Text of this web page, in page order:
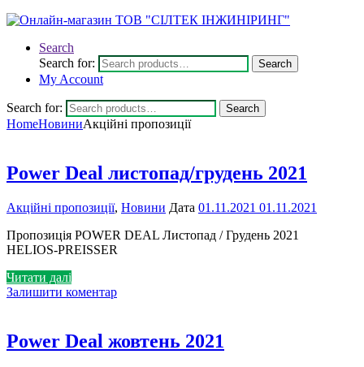
Search
Search for:
Search
My Account
Search for: Search
HomeНовиниАкційні пропозиції
Power Deal листопад/грудень 2021
Акційні пропозиції, Новини Дата 01.11.2021 01.11.2021
Пропозиція POWER DEAL Листопад / Грудень 2021
HELIOS-PREISSER
Читати далі
Залишити коментар
Power Deal жовтень 2021